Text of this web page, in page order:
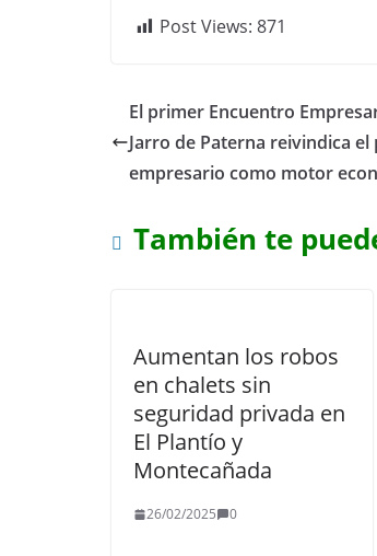
Post Views: 871
El primer Encuentro
Jarro de Paterna reivindica el
empresario como motor
También te
Aumentan los robos
en chalets sin
seguridad privada en
El Plantío y
Montecañada
26/02/2025 0